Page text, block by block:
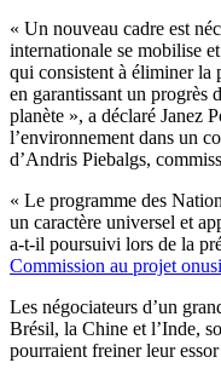
« Un nouveau cadre est
internationale se mobilise
qui consistent à éliminer la
en garantissant un progrès
planète », a déclaré Janez
l’environnement dans un
d’Andris Piebalgs,
« Le programme des
un caractère universel et
a-t-il poursuivi lors de la
Commission au projet
Les négociateurs d’un
Brésil, la Chine et l’Inde,
pourraient freiner leur